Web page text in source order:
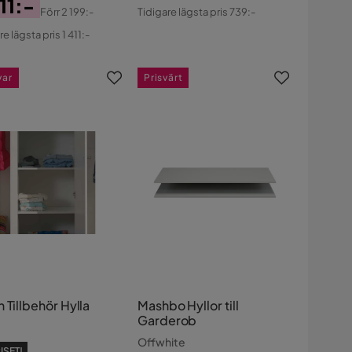
Förr2 199:-
lägsta pris 1 411:-
Pris
Original
Tidigare lägsta pris 739:-
Tillbehör Hylla
Mashbo Hyllor till
Garderob
Offwhite
Prisvärt